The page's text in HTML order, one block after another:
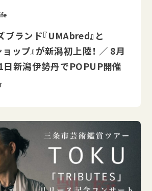
ランド『UMAbred』と
ップ』が新潟初上陸！ ／ 8月
日新潟伊勢丹でPOPUP開催